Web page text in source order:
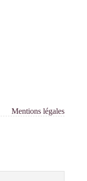
Mentions légales